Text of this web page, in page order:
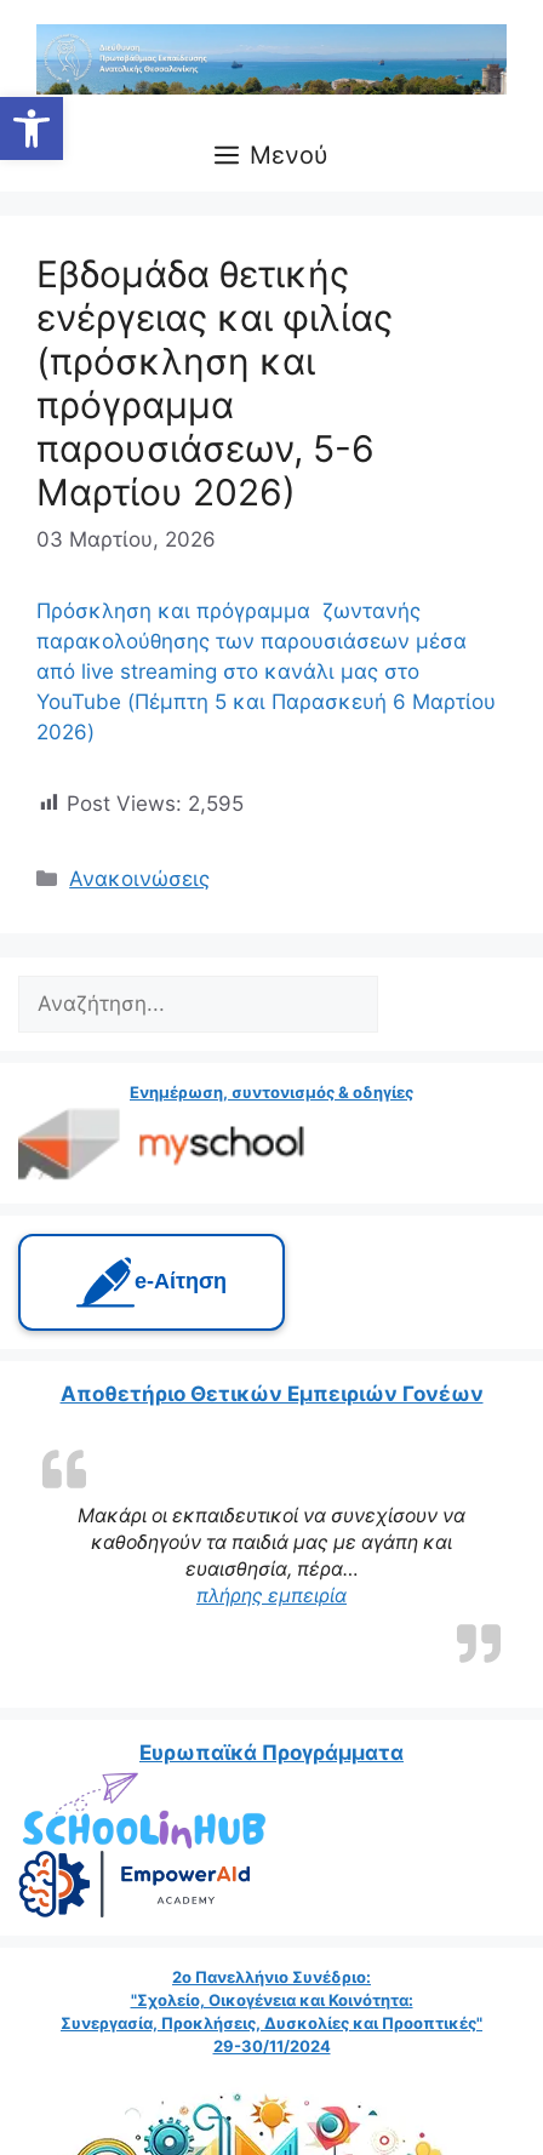
Ανοίξτε τη γραμμή εργαλείων
Μενού
Εβδομάδα θετικής
ενέργειας και φιλίας
(πρόσκληση και
πρόγραμμα
παρουσιάσεων, 5-6
Μαρτίου 2026)
03 Μαρτίου, 2026
Πρόσκληση και πρόγραμμα ζωντανής
παρακολούθησης των παρουσιάσεων μέσα
από live streaming στο κανάλι μας στο
YouTube (Πέμπτη 5 και Παρασκευή 6 Μαρτίου
2026)
Post Views: 2,595
Ανακοινώσεις
Ενημέρωση, συντονισμός & οδηγίες
e‑Αίτηση
Μακάρι οι εκπαιδευτικοί να συνεχίσουν να
καθοδηγούν τα παιδιά μας με αγάπη και
ευαισθησία, πέρα…
πλήρης εμπειρία
Αποθετήριο Θετικών Εμπειριών Γονέων
Ευρωπαϊκά Προγράμματα
2ο Πανελλήνιο Συνέδριο:
"Σχολείο, Οικογένεια και Κοινότητα:
Συνεργασία, Προκλήσεις, Δυσκολίες και Προοπτικές"
29-30/11/2024